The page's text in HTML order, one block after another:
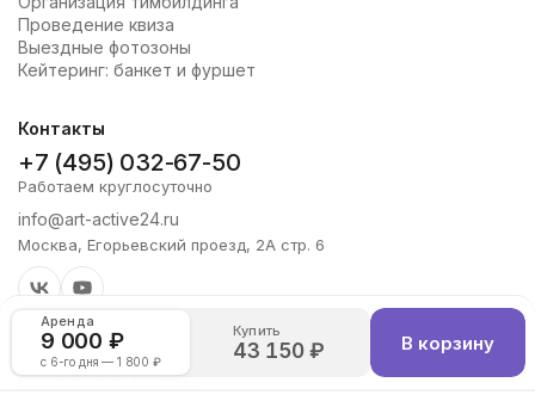
Аренда
9 000 ₽
с 6-го дня — 1 800 ₽
Купить
43 150 ₽ В корзину
Проведение квиза
Выездные фотозоны
Кейтеринг: банкет и фуршет
Контакты
+7 (495) 032-67-50
Работаем круглосуточно
info@art-active24.ru
Москва, Егорьевский проезд, 2А стр. 6
Copyright 2026 Art-Active